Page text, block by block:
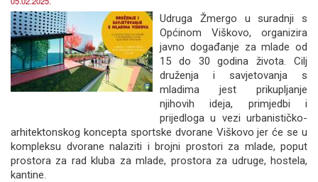
Udruga Žmergo u suradnji s
Općinom Viškovo, organizira
javno događanje za mlade od
15 do 30 godina života. Cilj
druženja i savjetovanja s
mladima jest prikupljanje
njihovih ideja, primjedbi i
prijedloga u vezi urbanističko-
arhitektonskog koncepta sportske dvorane Viškovo jer će se u
kompleksu dvorane nalaziti i brojni prostori za mlade, poput
prostora za rad kluba za mlade, prostora za udruge, hostela,
kantine.